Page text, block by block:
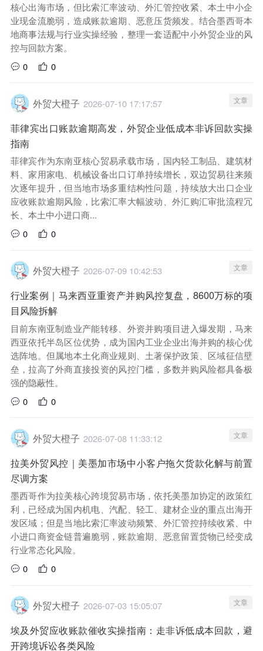
核心出海市场，但比索汇率波动、外汇管控收紧、本土中小企
业现金流脆弱，造成账款逾期、恶意压货频发。结合墨西哥本
地商事法规与行业实操经验，整理一套适配中小外贸企业的风
控与回款方案。
0
0
外贸大橙子 2026-07-10 17:17:57 文章
菲律宾出口账款逾期高发，外贸企业低成本非诉回款实操
指南
菲律宾作为东南亚核心贸易承载市场，国内轻工制品、建筑材
料、家用家电、机械设备出口订单持续增长，双边贸易往来频
次逐年提升，但当地市场多重结构性问题，持续放大出口企业
应收账款逾期风险，比索汇率大幅波动、外汇购汇审批流程冗
长、本土中小进口商...
0
0
外贸大橙子 2026-07-09 10:42:53 文章
行业案例｜马来西亚重资产并购风控复盘，8600万标的项
目风险拆解
目前东南亚制造业产能转移、外资并购项目进入爆发期，马来
西亚依托半岛区位优势，成为国内工业企业出海并购的核心优
选阵地。但属地本土化商业规则、土著保护政策、区域征信壁
垒，拉高了外商直接投资的风控门槛，多数并购风险都具备极
强的隐蔽性。
0
0
外贸大橙子 2026-07-08 11:33:12 文章
拉美外贸风控｜美墨加市场中小客户拖欠货款化解与前置
尽调方案
墨西哥作为拉美核心跨境贸易市场，依托美墨加协定的政策红
利，已经成为国内机电、汽配、轻工、建材企业的重点出海开
发区域；但是当地比索汇率波动频繁、外汇管控持续收紧、中
小进口商资金链普遍脆弱，账款逾期、恶意留置货物已经变成
行业常态化风险。
0
0
外贸大橙子 2026-07-03 15:05:07 文章
埃及外贸应收账款催收实操指南：走非诉低成本回款，避
开跨境诉讼各类风险